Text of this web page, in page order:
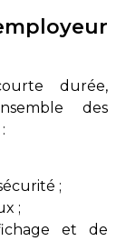
durée,
des
;
;
et de